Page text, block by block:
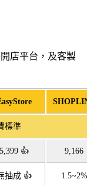
店平台，及客製
標準
5,399 👍 9,166
抽成 👍 1.5~2%